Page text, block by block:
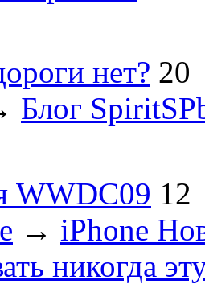
нет? 20
Блог
WWDC09 12
→ iPhone
никогда